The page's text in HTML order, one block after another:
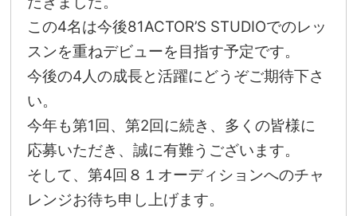
この4名は今後81ACTOR’S STUDIOでのレッ
スンを重ねデビューを目指す予定です。
今後の4人の成長と活躍にどうぞご期待下さ
い。
今年も第1回、第2回に続き、多くの皆様に
応募いただき、誠に有難うございます。
そして、第4回８１オーディションへのチャ
レンジお待ち申し上げます。